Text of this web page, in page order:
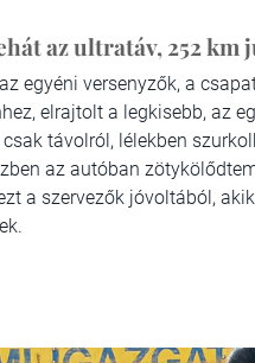
az ultratáv, 252
egyéni versenyzők, a
elrajtolt a legkisebb, az
távolról, lélekben
az autóban
a szervezők jóvoltából,